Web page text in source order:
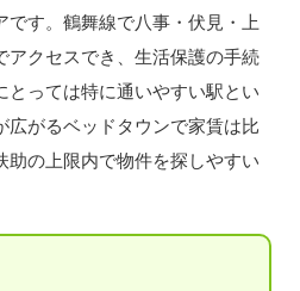
す。鶴舞線で八事・伏見・上
アクセスでき、生活保護の手続
とっては特に通いやすい駅とい
広がるベッドタウンで家賃は比
助の上限内で物件を探しやすい